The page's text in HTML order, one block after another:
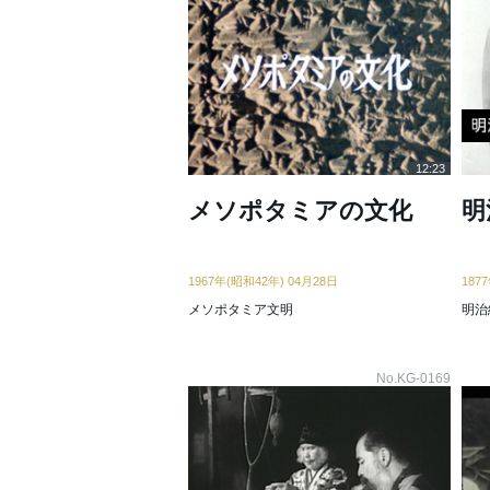
12:23
メソポタミアの文化
1967年(昭和42年) 04月28日
メソポタミア文明 明
No.KG-0169